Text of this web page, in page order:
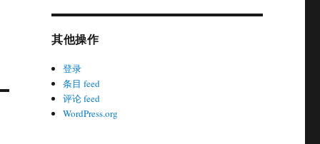
其他操作
登录
条目 feed
评论 feed
WordPress.org